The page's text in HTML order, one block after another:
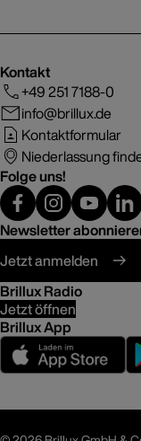
Kontakt
+49 251 7188-0
info@brillux.de
Kontaktformular
Niederlassung
Folge uns!
Newsletter
Jetzt anmelden
Brillux Radio
Jetzt öffnen
Brillux App